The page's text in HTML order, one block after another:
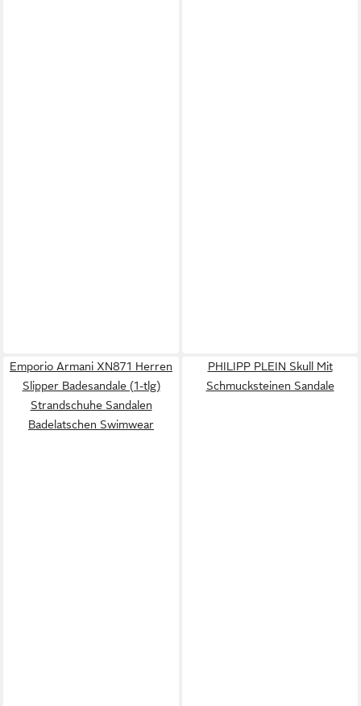
Emporio Armani XN871 Herren
Slipper Badesandale (1-tlg)
Strandschuhe Sandalen
Badelatschen Swimwear
PHILIPP PLEIN Skull Mit
Schmucksteinen Sandale